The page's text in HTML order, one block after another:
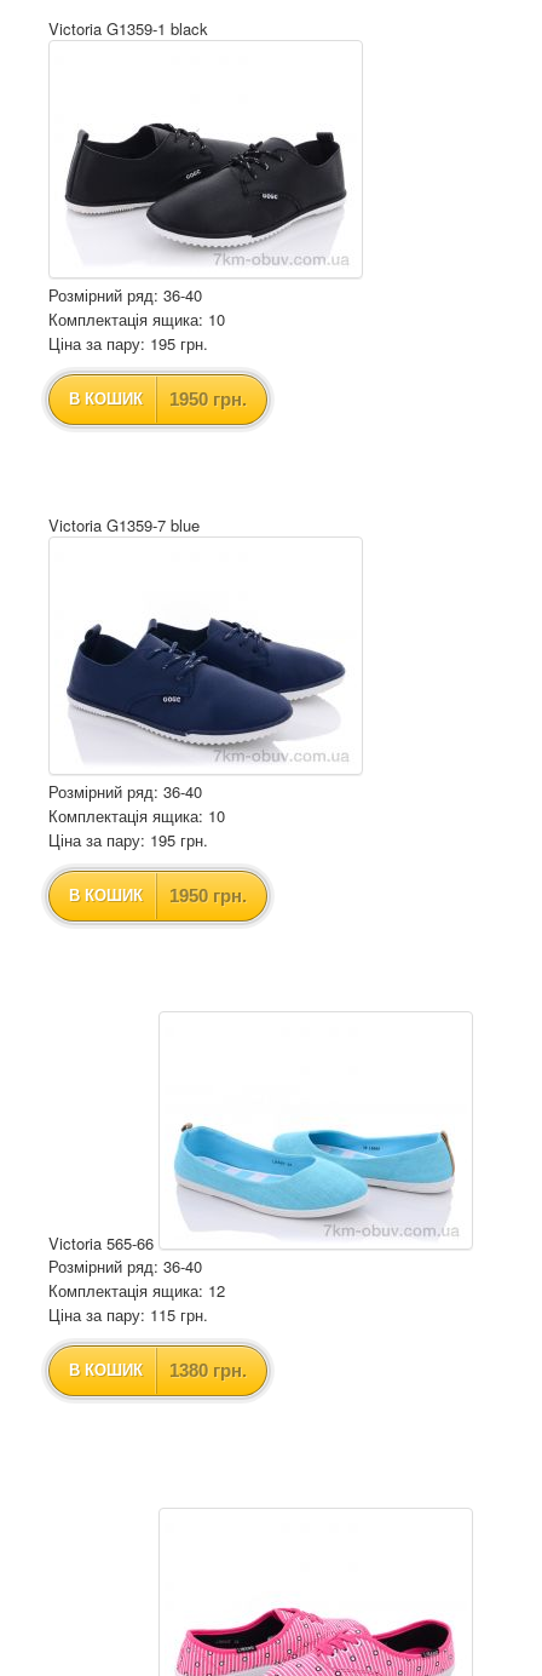
Victoria G1359-1 black
Розмірний ряд: 36-40
Комплектація ящика: 10
Ціна за пару: 195 грн.
В КОШИК 1950 грн.
Victoria G1359-7 blue
Розмірний ряд: 36-40
Комплектація ящика: 10
Ціна за пару: 195 грн.
В КОШИК 1950 грн.
Victoria 565-66
Розмірний ряд: 36-40
Комплектація ящика: 12
Ціна за пару: 115 грн.
В КОШИК 1380 грн.